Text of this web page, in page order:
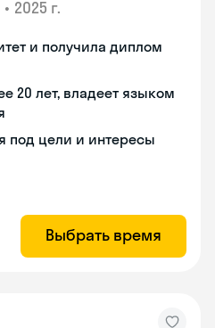
• 2025 г.
и получила диплом
20 лет, владеет языком
под цели и интересы
Выбрать время